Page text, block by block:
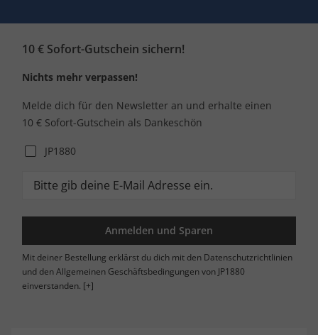
10 € Sofort-Gutschein sichern!
Nichts mehr verpassen!
Melde dich für den Newsletter an und erhalte einen
10 € Sofort-Gutschein als Dankeschön
JP1880
Anmelden und Sparen
Mit deiner Bestellung erklärst du dich mit den Datenschutzrichtlinien
und den Allgemeinen Geschäftsbedingungen von JP1880
einverstanden. [+]